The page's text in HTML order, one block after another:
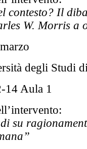
contesto? Il
W. Morris a
degli Studi
14 Aula 1
su